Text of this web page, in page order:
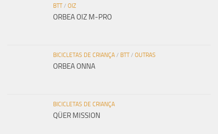
BTT/ OIZ
ORBEA OIZ M-PRO
BICICLETAS DE CRIANÇA / BTT/ OUTRAS
ORBEA ONNA
BICICLETAS DE CRIANÇA
QÜER MISSION